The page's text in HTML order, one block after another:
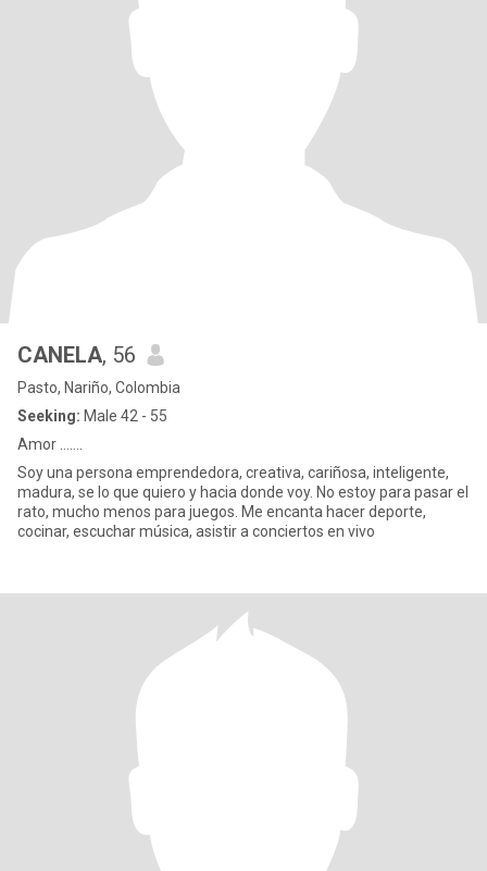
CANELA, 56
Pasto, Nariño, Colombia
Seeking: Male 42 - 55
Amor …….
Soy una persona emprendedora, creativa, cariñosa, inteligente,
madura, se lo que quiero y hacia donde voy. No estoy para pasar el
rato, mucho menos para juegos. Me encanta hacer deporte,
cocinar, escuchar música, asistir a conciertos en vivo